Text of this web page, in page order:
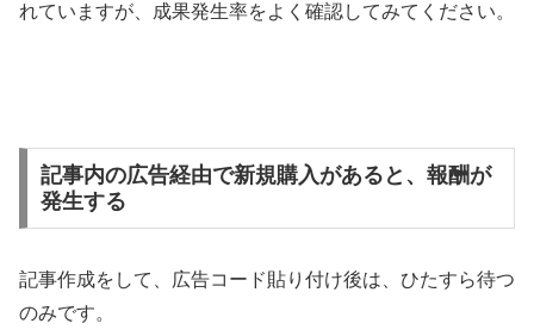
れていますが、成果発生率をよく確認してみてください。
記事内の広告経由で新規購入があると、報酬が
発生する
記事作成をして、広告コード貼り付け後は、ひたすら待つ
のみです。